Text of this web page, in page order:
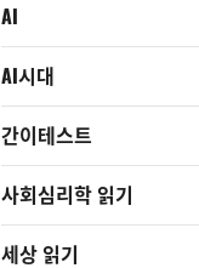
AI
AI시대
간이테스트
사회심리학 읽기
세상 읽기